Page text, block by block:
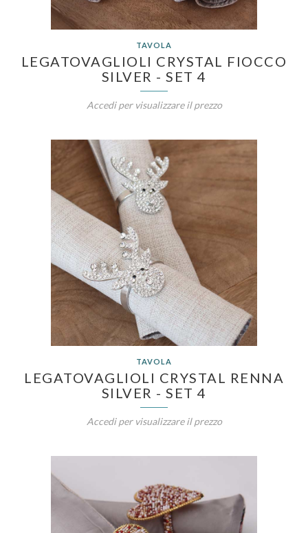
TAVOLA
LEGATOVAGLIOLI CRYSTAL FIOCCO
SILVER - SET 4
Accedi per visualizzare il prezzo
TAVOLA
LEGATOVAGLIOLI CRYSTAL RENNA
SILVER - SET 4
Accedi per visualizzare il prezzo